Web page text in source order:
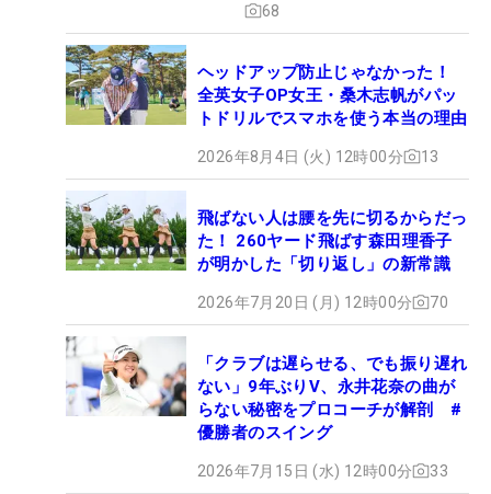
68
ヘッドアップ防止じゃなかった！
全英女子OP女王・桑木志帆がパッ
トドリルでスマホを使う本当の理由
2026年8月4日 (火) 12時00分 13
飛ばない人は腰を先に切るからだっ
た！ 260ヤード飛ばす森田理香子
が明かした「切り返し」の新常識
2026年7月20日 (月) 12時00分 70
「クラブは遅らせる、でも振り遅れ
ない」9年ぶりV、永井花奈の曲が
らない秘密をプロコーチが解剖 #
優勝者のスイング
2026年7月15日 (水) 12時00分 33